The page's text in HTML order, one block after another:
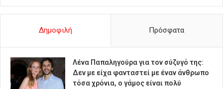
Δημοφιλή Πρόσφατα
Λένα Παπαληγούρα για τον σύζυγό της:
Δεν με είχα φανταστεί με έναν άνθρωπο
τόσα χρόνια, ο γάμος είναι πολύ